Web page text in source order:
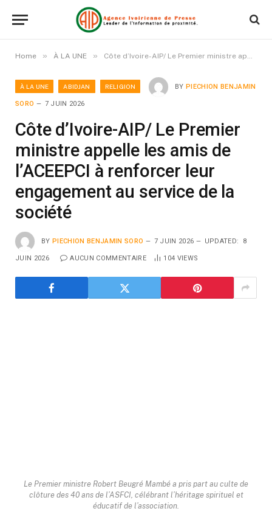
Home » À LA UNE » Côte d’Ivoire-AIP/ Le Premier ministre appelle les amis de l’ACEEPCI à renforcer leur engagement au service de la société
À LA UNE ABIDJAN RELIGION BY PIECHION BENJAMIN
SORO 7 JUIN 2026
Côte d’Ivoire-AIP/ Le Premier
ministre appelle les amis de
l’ACEEPCI à renforcer leur
engagement au service de la
société
BY PIECHION BENJAMIN SORO 7 JUIN 2026 UPDATED: 8
JUIN 2026 AUCUN COMMENTAIRE 104 VIEWS
Le Premier ministre Robert Beugré Mambé a pris part au culte de
clôture des 40 ans de l’ASFCI, célébrant l’héritage spirituel et
éducatif de l’association.